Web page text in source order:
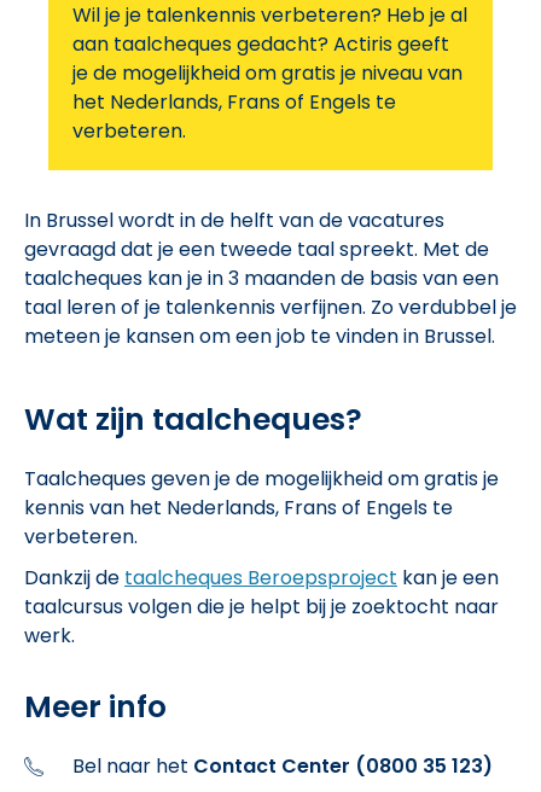
Wil je je talenkennis verbeteren? Heb je al
aan taalcheques gedacht? Actiris geeft
je de mogelijkheid om gratis je niveau van
het Nederlands, Frans of Engels te
verbeteren.
In Brussel wordt in de helft van de vacatures
gevraagd dat je een tweede taal spreekt. Met de
taalcheques kan je in 3 maanden de basis van een
taal leren of je talenkennis verfijnen. Zo verdubbel je
meteen je kansen om een job te vinden in Brussel.
Wat zijn taalcheques?
Taalcheques geven je de mogelijkheid om gratis je
kennis van het Nederlands, Frans of Engels te
verbeteren.
Dankzij de taalcheques Beroepsproject kan je een
taalcursus volgen die je helpt bij je zoektocht naar
werk.
Meer info
Bel naar het Contact Center (0800 35 123)